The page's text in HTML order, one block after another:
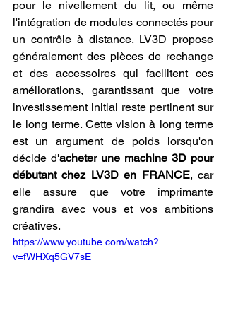
pour le nivellement du lit, ou même
l'intégration de modules connectés pour
un contrôle à distance. LV3D propose
généralement des pièces de rechange
et des accessoires qui facilitent ces
améliorations, garantissant que votre
investissement initial reste pertinent sur
le long terme. Cette vision à long terme
est un argument de poids lorsqu'on
décide d'acheter une machine 3D pour
débutant chez LV3D en FRANCE, car
elle assure que votre imprimante
grandira avec vous et vos ambitions
créatives.
https://www.youtube.com/watch?
v=fWHXq5GV7sE